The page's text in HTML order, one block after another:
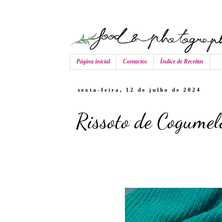
Página inicial Contactos Índice de Receitas
sexta-feira, 12 de julho de 2024
Rissoto de